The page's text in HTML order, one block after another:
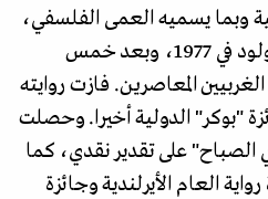
وبما يسميه العمى الفلسفي،
وهذا ما يجعل منه، وهو المولود في 1977، وبعد خمس
المعاصرين. فازت روايته
"بوكر" الدولية أخيرا. وحصلت
الصباح" على تقدير نقدي، كما
العام الأيرلندية وجائزة